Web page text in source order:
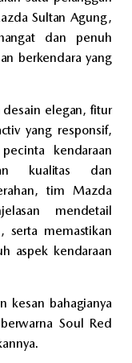
Sultan Agung,
dan penuh
berkendara yang
elegan, fitur
yang responsif,
kendaraan
kualitas dan
tim Mazda
mendetail
serta memastikan
aspek kendaraan
kesan bahagianya
Soul Red